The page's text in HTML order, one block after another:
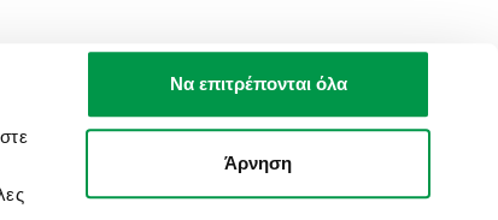
Να επιτρέπονται όλα
Άρνηση